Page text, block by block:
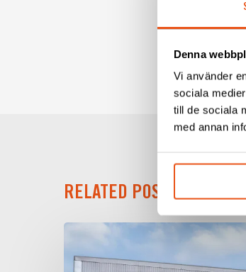
Denna
Vi använder
sociala
till de sociala
med annan
Vilken
– Projekt
RELATED POSTS
Svekon